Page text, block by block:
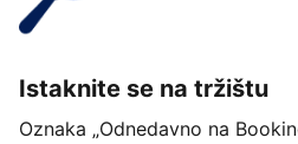
Istaknite se na tržištu
Oznaka „Odnedavno na